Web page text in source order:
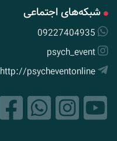
شبکه‌های اجتماعی
09227404935
psych_event
http://psycheventonline